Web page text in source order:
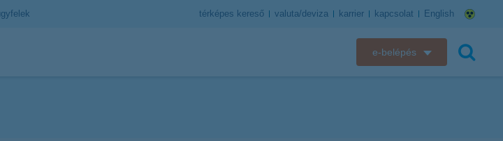
térképes kereső valuta/deviza karrier kapcsolat English
e-belépés